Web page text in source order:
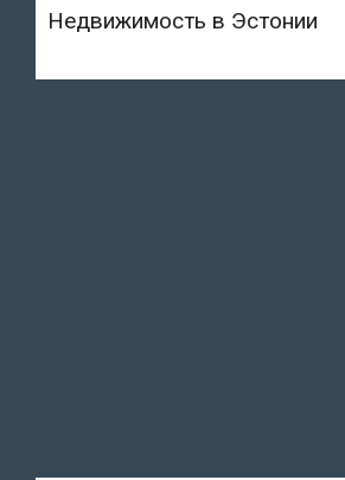
Недвижимость в Эстонии